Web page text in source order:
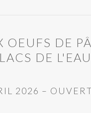
OEUFS DE
DE
2026 –